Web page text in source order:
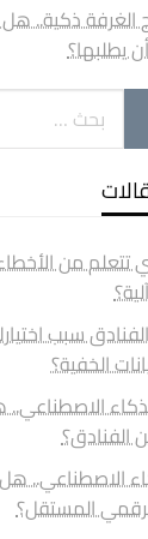
الغرفة ذكية..
يطلبها؟
تتعلم من
سبب
الخفية؟
الفنادق؟
الاصطناعي..
المستقل؟